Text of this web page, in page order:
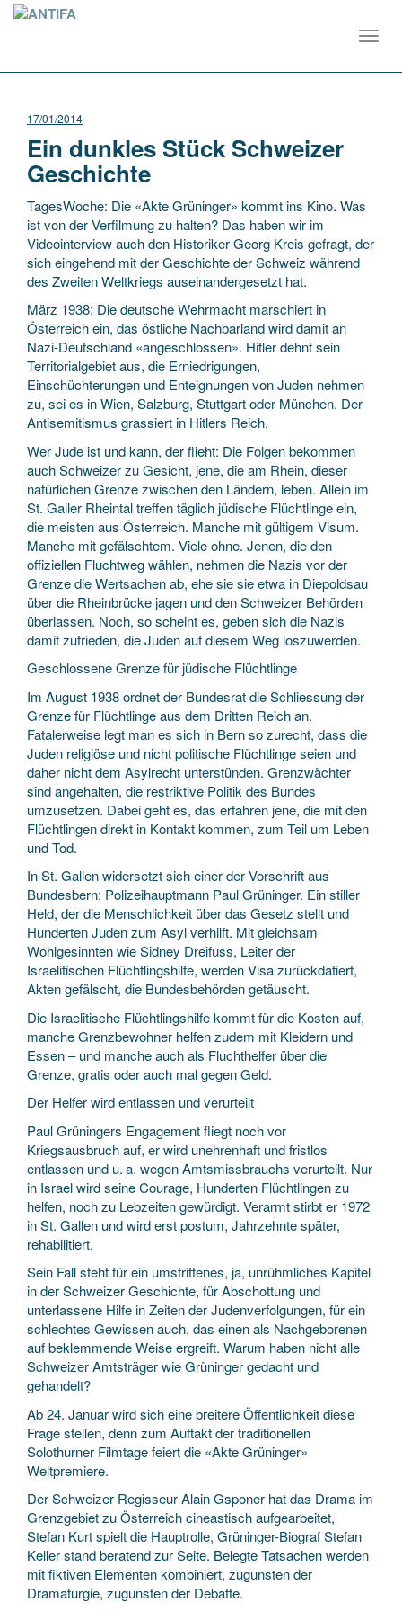
17/01/2014
Ein dunkles Stück Schweizer
Geschichte
TagesWoche: Die «Akte Grüninger» kommt ins Kino. Was
ist von der Verfilmung zu halten? Das haben wir im
Videointerview auch den Historiker Georg Kreis gefragt, der
sich eingehend mit der Geschichte der Schweiz während
des Zweiten Weltkriegs auseinandergesetzt hat.
März 1938: Die deutsche Wehrmacht marschiert in
Österreich ein, das östliche Nachbarland wird damit an
Nazi-Deutschland «angeschlossen». Hitler dehnt sein
Territorial­gebiet aus, die Erniedrigungen,
Einschüchterungen und Enteignungen von Juden nehmen
zu, sei es in Wien, Salzburg, Stuttgart oder München. Der
Antisemitismus grassiert in Hitlers Reich.
Wer Jude ist und kann, der flieht: Die Folgen bekommen
auch Schweizer zu Gesicht, jene, die am Rhein, dieser
natürlichen Grenze zwischen den Ländern, leben. Allein im
St. Galler Rheintal treffen täglich jüdische Flüchtlinge ein,
die meisten aus Österreich. Manche mit gültigem Visum.
Manche mit gefälschtem. Viele ohne. Jenen, die den
offiziellen Fluchtweg wählen, nehmen die Nazis vor der
Grenze die Wertsachen ab, ehe sie sie etwa in Diepoldsau
über die Rheinbrücke jagen und den Schweizer Behörden
überlassen. Noch, so scheint es, geben sich die Nazis
damit zufrieden, die Juden auf diesem Weg loszuwerden.
Geschlossene Grenze für jüdische Flüchtlinge
Im August 1938 ordnet der Bundesrat die Schliessung der
Grenze für Flüchtlinge aus dem Dritten Reich an.
Fatalerweise legt man es sich in Bern so zurecht, dass die
Juden religiöse und nicht politische Flüchtlinge seien und
daher nicht dem Asylrecht unterstünden. Grenzwächter
sind angehalten, die restriktive Politik des Bundes
umzusetzen. Dabei geht es, das erfahren jene, die mit den
Flüchtlingen direkt in Kontakt kommen, zum Teil um Leben
und Tod.
In St. Gallen widersetzt sich einer der Vorschrift aus
Bundesbern: Polizeihauptmann Paul Grüninger. Ein stiller
Held, der die Menschlichkeit über das Gesetz stellt und
Hunderten Juden zum Asyl verhilft. Mit gleichsam
Wohlgesinnten wie Sidney Dreifuss, Leiter der
Israelitischen Flüchtlingshilfe, werden Visa zurückdatiert,
Akten gefälscht, die Bundesbehörden getäuscht.
Die Israelitische Flüchtlingshilfe kommt für die Kosten auf,
manche Grenzbewohner helfen zudem mit Kleidern und
Essen – und manche auch als Fluchthelfer über die
Grenze, gratis oder auch mal gegen Geld.
Der Helfer wird entlassen und verurteilt
Paul Grüningers Engagement fliegt noch vor
Kriegsausbruch auf, er wird unehrenhaft und fristlos
entlassen und u. a. wegen Amtsmissbrauchs verurteilt. Nur
in Israel wird seine Courage, Hunderten Flüchtlingen zu
helfen, noch zu Lebzeiten gewürdigt. Verarmt stirbt er 1972
in St. Gallen und wird erst postum, Jahrzehnte später,
rehabilitiert.
Sein Fall steht für ein umstrittenes, ja, unrühmliches Kapitel
in der Schweizer Geschichte, für Abschottung und
unterlassene Hilfe in Zeiten der Judenverfolgungen, für ein
schlechtes Gewissen auch, das einen als Nachgeborenen
auf beklemmende Weise ergreift. Warum haben nicht alle
Schweizer Amtsträger wie Grüninger gedacht und
gehandelt?
Ab 24. Januar wird sich eine breitere Öffentlichkeit diese
Frage stellen, denn zum Auftakt der traditionellen
Solothurner Filmtage feiert die «Akte Grüninger»
Weltpremiere.
Der Schweizer Regisseur Alain Gsponer hat das Drama im
Grenzgebiet zu Österreich cineastisch aufgearbeitet,
Stefan Kurt spielt die Hauptrolle, Grüninger-Biograf Stefan
Keller stand beratend zur Seite. Belegte Tatsachen werden
mit fiktiven Elementen kombiniert, zugunsten der
Dramaturgie, zugunsten der Debatte.